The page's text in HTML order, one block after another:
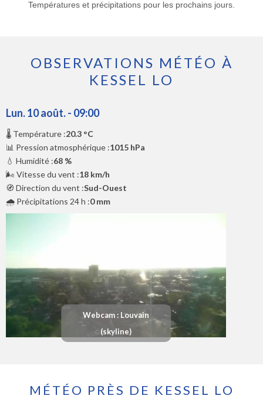
Températures et précipitations pour les prochains jours.
OBSERVATIONS MÉTÉO À
KESSEL LO
Lun. 10 août. - 09:00
🌡️ Température :20.3 °C
📊 Pression atmosphérique :1015 hPa
💧 Humidité :68 %
🌬️ Vitesse du vent :18 km/h
🧭 Direction du vent :Sud-Ouest
🌧️ Précipitations 24 h :0 mm
Webcam : Louvain
(skyline)
MÉTÉO PRÈS DE KESSEL LO